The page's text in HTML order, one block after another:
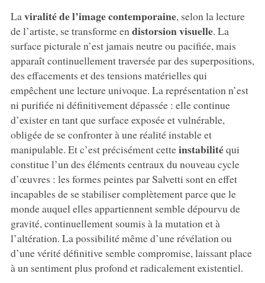
La viralité de l’image contemporaine, selon la lecture
de l’artiste, se transforme en distorsion visuelle. La
surface picturale n’est jamais neutre ou pacifiée, mais
apparaît continuellement traversée par des superpositions,
des effacements et des tensions matérielles qui
empêchent une lecture univoque. La représentation n’est
ni purifiée ni définitivement dépassée : elle continue
d’exister en tant que surface exposée et vulnérable,
obligée de se confronter à une réalité instable et
manipulable. Et c’est précisément cetteinstabilitéqui
constitue l’un des éléments centraux du nouveau cycle
d’œuvres : les formes peintes par Salvetti sont en effet
incapables de se stabiliser complètement parce que le
monde auquel elles appartiennent semble dépourvu de
gravité, continuellement soumis à la mutation et à
l’altération. La possibilité même d’une révélation ou
d’une vérité définitive semble compromise, laissant place
à un sentiment plus profond et radicalement existentiel.